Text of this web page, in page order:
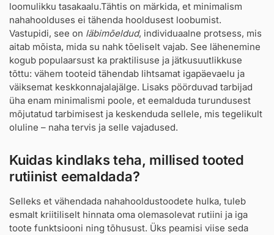
loomulikku tasakaalu.Tähtis on märkida, et minimalism
nahahoolduses ei tähenda hooldusest loobumist.
Vastupidi, see on läbimõeldud, individuaalne protsess, mis
aitab mõista, mida su nahk tõeliselt vajab. See lähenemine
kogub populaarsust ka praktilisuse ja jätkusuutlikkuse
tõttu: vähem tooteid tähendab lihtsamat igapäevaelu ja
väiksemat keskkonnajalajälge. Lisaks pöörduvad tarbijad
üha enam minimalismi poole, et eemalduda turundusest
mõjutatud tarbimisest ja keskenduda sellele, mis tegelikult
oluline – naha tervis ja selle vajadused.
Kuidas kindlaks teha, millised tooted
rutiinist eemaldada?
Selleks et vähendada nahahooldustoodete hulka, tuleb
esmalt kriitiliselt hinnata oma olemasolevat rutiini ja iga
toote funktsiooni ning tõhusust. Üks peamisi viise seda